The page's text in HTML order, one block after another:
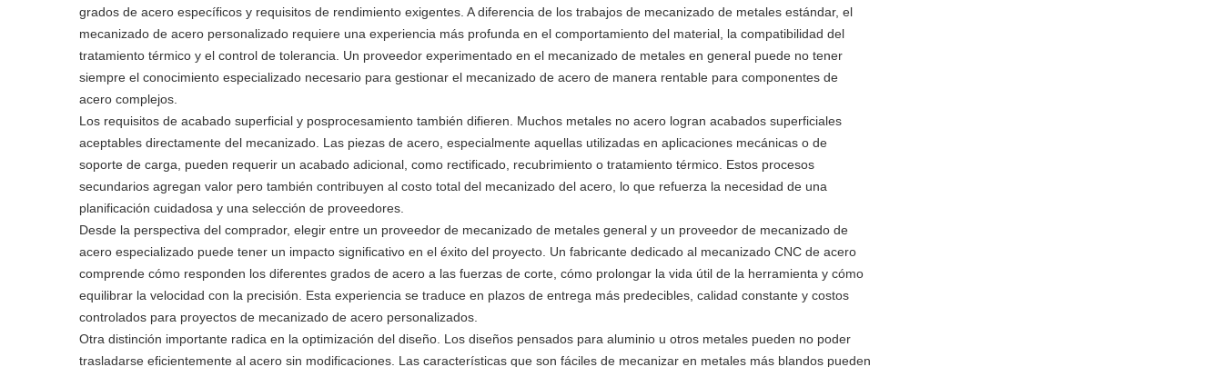
grados de acero específicos y requisitos de rendimiento exigentes. A diferencia de los trabajos de mecanizado de metales estándar, el
mecanizado de acero personalizado requiere una experiencia más profunda en el comportamiento del material, la compatibilidad del
tratamiento térmico y el control de tolerancia. Un proveedor experimentado en el mecanizado de metales en general puede no tener
siempre el conocimiento especializado necesario para gestionar el mecanizado de acero de manera rentable para componentes de
acero complejos.
Los requisitos de acabado superficial y posprocesamiento también difieren. Muchos metales no acero logran acabados superficiales
aceptables directamente del mecanizado. Las piezas de acero, especialmente aquellas utilizadas en aplicaciones mecánicas o de
soporte de carga, pueden requerir un acabado adicional, como rectificado, recubrimiento o tratamiento térmico. Estos procesos
secundarios agregan valor pero también contribuyen al costo total del mecanizado del acero, lo que refuerza la necesidad de una
planificación cuidadosa y una selección de proveedores.
Desde la perspectiva del comprador, elegir entre un proveedor de mecanizado de metales general y un proveedor de mecanizado de
acero especializado puede tener un impacto significativo en el éxito del proyecto. Un fabricante dedicado al mecanizado CNC de acero
comprende cómo responden los diferentes grados de acero a las fuerzas de corte, cómo prolongar la vida útil de la herramienta y cómo
equilibrar la velocidad con la precisión. Esta experiencia se traduce en plazos de entrega más predecibles, calidad constante y costos
controlados para proyectos de mecanizado de acero personalizados.
Otra distinción importante radica en la optimización del diseño. Los diseños pensados ​​para aluminio u otros metales pueden no poder
trasladarse eficientemente al acero sin modificaciones. Las características que son fáciles de mecanizar en metales más blandos pueden